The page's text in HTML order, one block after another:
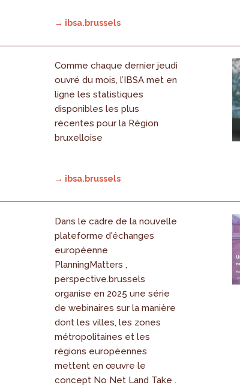
→ ibsa.brussels
Comme chaque dernier jeudi
ouvré du mois, l’IBSA met en
ligne les statistiques
disponibles les plus
récentes pour la Région
bruxelloise
→ ibsa.brussels
Dans le cadre de la nouvelle
plateforme d'échanges
européenne
PlanningMatters ,
perspective.brussels
organise en 2025 une série
de webinaires sur la manière
dont les villes, les zones
métropolitaines et les
régions européennes
mettent en œuvre le
concept No Net Land Take .